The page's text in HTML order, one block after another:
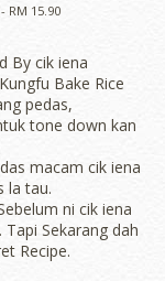
15.90
By cik iena
Bake Rice
pedas,
tone down kan
macam cik iena
la tau.
ni cik iena
Sekarang dah
Recipe.